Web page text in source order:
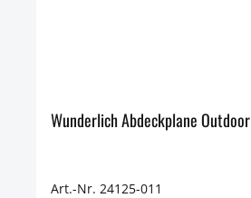
Wunderlich Abdeckplane Outdoor
Art.-Nr. 24125-011